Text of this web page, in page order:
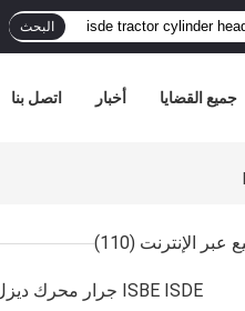
البحث
اتصل بنا أخبار جميع القضايا
(110)
ISBE ISDE جرار محرك ديزل محرك الاسطوانة رافعة شوكية مولد 4936081